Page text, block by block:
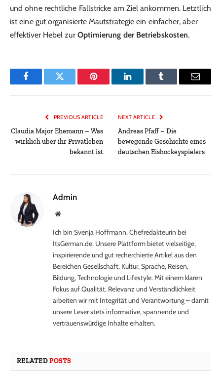
und ohne rechtliche Fallstricke am Ziel ankommen. Letztlich
ist eine gut organisierte Mautstrategie ein einfacher, aber
effektiver Hebel zur Optimierung der Betriebskosten.
FacebookTwitter Pinterest LinkedInTumblr Email
PREVIOUS ARTICLE
Claudia Major Ehemann – Was
wirklich über ihr Privatleben
bekannt ist
NEXT ARTICLE
Andreas Pfaff – Die
bewegende Geschichte eines
deutschen Eishockeyspielers
Admin
Website
Ich bin Svenja Hoffmann, Chefredakteurin bei
ItsGerman.de. Unsere Plattform bietet vielseitige,
inspirierende und gut recherchierte Artikel aus den
Bereichen Gesellschaft, Kultur, Sprache, Reisen,
Bildung, Technologie und Lifestyle. Mit einem klaren
Fokus auf Qualität, Relevanz und Verständlichkeit
arbeiten wir mit Integrität und Verantwortung – damit
unsere Leser stets informative, spannende und
vertrauenswürdige Inhalte erhalten.
RELATEDPOSTS